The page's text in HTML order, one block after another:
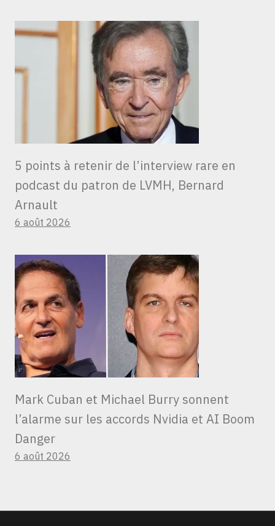
5 points à retenir de l’interview rare en
podcast du patron de LVMH, Bernard
Arnault
6 août 2026
Mark Cuban et Michael Burry sonnent
l’alarme sur les accords Nvidia et AI Boom
Danger
6 août 2026